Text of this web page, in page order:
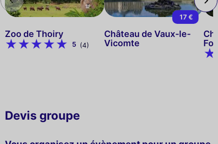
Zoo de Thoiry
5 (4)
17 €
Château de Vaux-le-
Vicomte
Devis groupe